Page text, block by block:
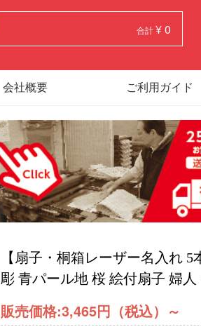
合計¥ 0
会社概要 ご利用ガイド
【扇子・桐箱レーザー名入れ 5
彫 青パール地 桜 絵付扇子 婦人
販売価格:3,465円（税込） ～